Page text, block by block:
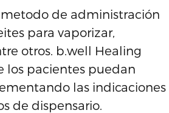
metodo de administración
para vaporizar,
otros. b.well Healing
los pacientes puedan
las indicaciones
de dispensario.